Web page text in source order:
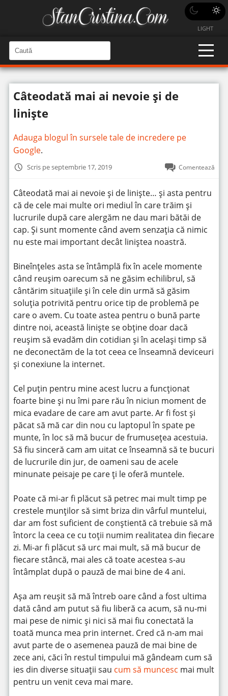
LIGHT
a
u
t
C
a
u
î
n
i
t
Câteodată mai ai nevoie și de
liniște
Adauga blogul în sursele tale de incredere pe
Google.
Scris pe septembrie 17, 2019 Comentează
Câteodată mai ai nevoie și de liniște… și asta pentru
că de cele mai multe ori mediul în care trăim și
lucrurile după care alergăm ne dau mari bătăi de
cap. Și sunt momente când avem senzația că nimic
nu este mai important decât liniștea noastră.
Bineînțeles asta se întâmplă fix în acele momente
când reușim oarecum să ne găsim echilibrul, să
cântărim situațiile și în cele din urmă să găsim
soluția potrivită pentru orice tip de problemă pe
care o avem. Cu toate astea pentru o bună parte
dintre noi, această liniște se obține doar dacă
reușim să evadăm din cotidian și în același timp să
ne deconectăm de la tot ceea ce înseamnă deviceuri
și conexiune la internet.
Cel puțin pentru mine acest lucru a funcționat
foarte bine și nu îmi pare rău în niciun moment de
mica evadare de care am avut parte. Ar fi fost și
păcat să mă car din nou cu laptopul în spate pe
munte, în loc să mă bucur de frumusețea acestuia.
Să fiu sinceră cam am uitat ce înseamnă să te bucuri
de lucrurile din jur, de oameni sau de acele
minunate peisaje pe care ți le oferă muntele.
Poate că mi-ar fi plăcut să petrec mai mult timp pe
crestele munților să simt briza din vârful muntelui,
dar am fost suficient de conștientă că trebuie să mă
întorc la ceea ce cu toții numim realitatea din fiecare
zi. Mi-ar fi plăcut să urc mai mult, să mă bucur de
fiecare stâncă, mai ales că toate acestea s-au
întâmplat după o pauză de mai bine de 4 ani.
Așa am reușit să mă întreb oare când a fost ultima
dată când am putut să fiu liberă ca acum, să nu-mi
mai pese de nimic și nici să mai fiu conectată la
toată munca mea prin internet. Cred că n-am mai
avut parte de o asemenea pauză de mai bine de
zece ani, căci în restul timpului mă gândeam cum să
ies din diverse situații sau cum să muncesc mai mult
pentru un venit ceva mai mare.